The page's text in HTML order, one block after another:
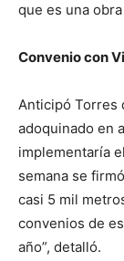
que es una
Convenio con
Anticipó Torres
adoquinado en
implementaría
semana se
casi 5 mil
convenios de
año”, detalló.